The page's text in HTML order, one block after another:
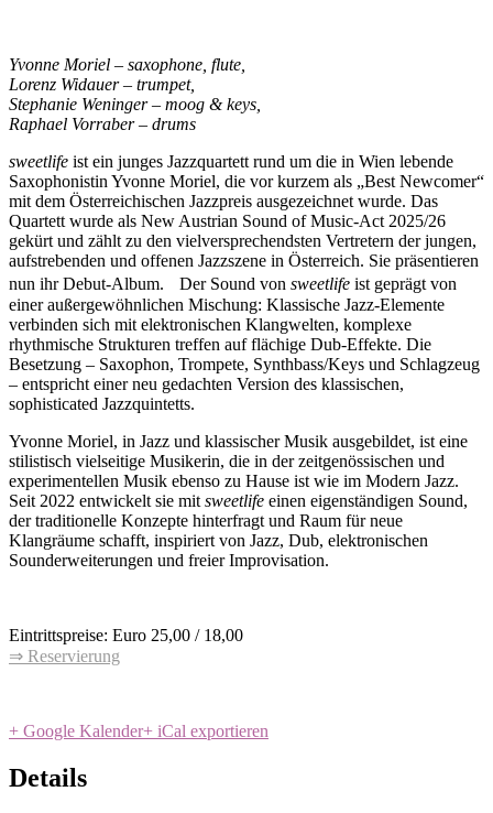
Yvonne Moriel – saxophone, flute,
Lorenz Widauer – trumpet,
Stephanie Weninger – moog & keys,
Raphael Vorraber – drums
sweetlife ist ein junges Jazzquartett rund um die in Wien lebende
Saxophonistin Yvonne Moriel, die vor kurzem als „Best Newcomer“
mit dem Österreichischen Jazzpreis ausgezeichnet wurde. Das
Quartett wurde als New Austrian Sound of Music-Act 2025/26
gekürt und zählt zu den vielversprechendsten Vertretern der jungen,
aufstrebenden und offenen Jazzszene in Österreich. Sie präsentieren
nun ihr Debut-Album. Der Sound von sweetlife ist geprägt von
einer außergewöhnlichen Mischung: Klassische Jazz-Elemente
verbinden sich mit elektronischen Klangwelten, komplexe
rhythmische Strukturen treffen auf flächige Dub-Effekte. Die
Besetzung – Saxophon, Trompete, Synthbass/Keys und Schlagzeug
– entspricht einer neu gedachten Version des klassischen,
sophisticated Jazzquintetts.
Yvonne Moriel, in Jazz und klassischer Musik ausgebildet, ist eine
stilistisch vielseitige Musikerin, die in der zeitgenössischen und
experimentellen Musik ebenso zu Hause ist wie im Modern Jazz.
Seit 2022 entwickelt sie mit sweetlife einen eigenständigen Sound,
der traditionelle Konzepte hinterfragt und Raum für neue
Klangräume schafft, inspiriert von Jazz, Dub, elektronischen
Sounderweiterungen und freier Improvisation.
Eintrittspreise: Euro 25,00 / 18,00
⇒ Reservierung
+ Google Kalender+ iCal exportieren
Details